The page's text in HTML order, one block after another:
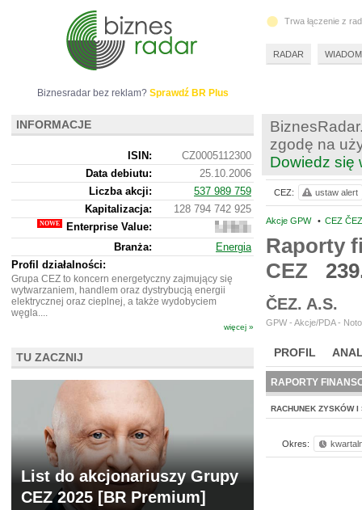
zgodę na
Dowiedz się
Akcje GPW • CEZ
Raporty
CEZ
ČEZ. A.S.
GPW - Akcje/PDA -
PROFIL
WYCENA BR
RAPORTY
RACHUNEK ZYSKÓW I
Okres:
CEZ: ustaw alert
Biznesradar bez reklam? Sprawdź BR Plus
INFORMACJE
ISIN:
CZ0005112300
Data debiutu:
25.10.2006
Liczba akcji:
537 989 759
Kapitalizacja:
128 794 742 925
Enterprise Value:
180
123
520
Branża:
Energia
Profil działalności:
Grupa CEZ to koncern energetyczny zajmujący się
wytwarzaniem, handlem oraz dystrybucją energii
elektrycznej oraz cieplnej, a także wydobyciem
węgla....
więcej »
TU ZACZNIJ
List do akcjonariuszy Grupy
CEZ 2025 [BR Premium]
Trwa łączenie z
RADAR